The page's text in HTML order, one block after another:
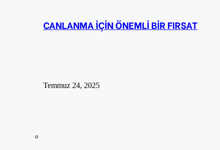
CANLANMA İÇİN ÖNEMLİ BİR FIRSAT
Temmuz 24, 2025